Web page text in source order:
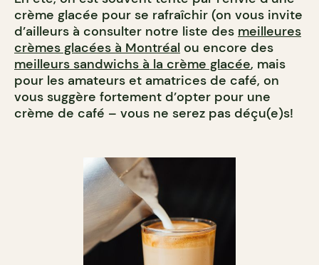
crème glacée pour se rafraîchir (on vous invite
d’ailleurs à consulter notre liste des meilleures
crèmes glacées à Montréal ou encore des
meilleurs sandwichs à la crème glacée, mais
pour les amateurs et amatrices de café, on
vous suggère fortement d’opter pour une
crème de café – vous ne serez pas déçu(e)s!